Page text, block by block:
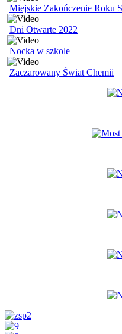
Miejskie Zakończenie Roku
Dni Otwarte 2022
Nocka w szkole
Zaczarowany Świat Chemii